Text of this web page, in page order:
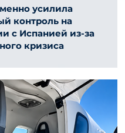
усилила
контроль на
с Испанией из-за
кризиса